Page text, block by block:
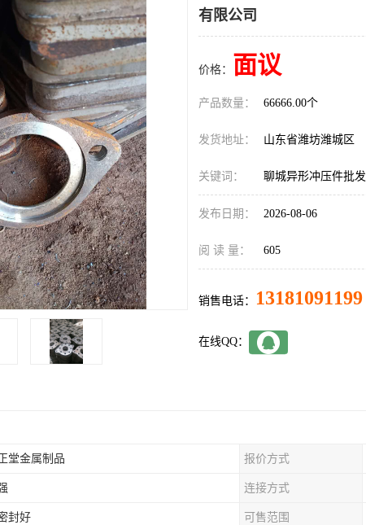
有限公司
价格： 面议
产品数量： 66666.00个
发货地址： 山东省潍坊潍城区
关键词： 聊城异形冲压件批发
发布日期： 2026-08-06
阅 读 量： 605
销售电话： 13181091199
在线QQ：
堂金属制品 报价方式
连接方式
封好 可售范围